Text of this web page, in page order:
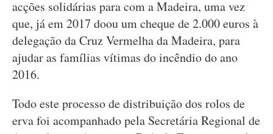
acções solidárias para com a Madeira, uma vez
que, já em 2017 doou um cheque de 2.000 euros à
delegação da Cruz Vermelha da Madeira, para
ajudar as famílias vítimas do incêndio do ano
2016.
Todo este processo de distribuição dos rolos de
erva foi acompanhado pela Secretária Regional de